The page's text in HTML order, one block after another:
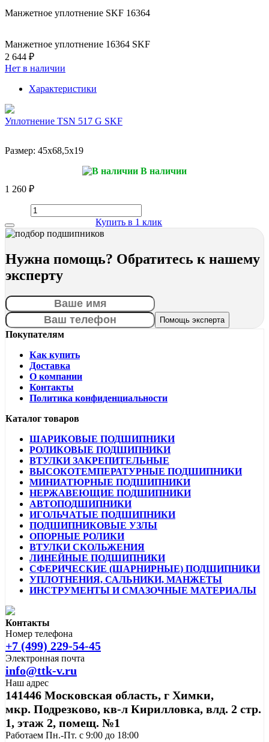
Манжетное уплотнение SKF 16364
Манжетное уплотнение 16364 SKF
2 644 ₽
Нет в наличии
Характеристики
Уплотнение TSN 517 G SKF
Размер: 45x68,5x19
В наличии
1 260 ₽
Купить в 1 клик
Нужна помощь? Обратитесь к нашему
эксперту
Покупателям
Как купить
Доставка
О компании
Контакты
Политика конфиденциальности
Каталог товаров
ШАРИКОВЫЕ ПОДШИПНИКИ
РОЛИКОВЫЕ ПОДШИПНИКИ
ВТУЛКИ ЗАКРЕПИТЕЛЬНЫЕ
ВЫСОКОТЕМПЕРАТУРНЫЕ ПОДШИПНИКИ
МИНИАТЮРНЫЕ ПОДШИПНИКИ
НЕРЖАВЕЮЩИЕ ПОДШИПНИКИ
АВТОПОДШИПНИКИ
ИГОЛЬЧАТЫЕ ПОДШИПНИКИ
ПОДШИПНИКОВЫЕ УЗЛЫ
ОПОРНЫЕ РОЛИКИ
ВТУЛКИ СКОЛЬЖЕНИЯ
ЛИНЕЙНЫЕ ПОДШИПНИКИ
СФЕРИЧЕСКИЕ (ШАРНИРНЫЕ) ПОДШИПНИКИ
УПЛОТНЕНИЯ, САЛЬНИКИ, МАНЖЕТЫ
ИНСТРУМЕНТЫ И СМАЗОЧНЫЕ МАТЕРИАЛЫ
Контакты
Номер телефона
+7 (499) 229-54-45
Электронная почта
info@ttk-v.ru
Наш адрес
141446 Московская область, г Химки,
мкр. Подрезково, кв-л Кирилловка, влд. 2 стр.
1, этаж 2, помещ. №1
Работаем Пн.-Пт. с 9:00 до 18:00